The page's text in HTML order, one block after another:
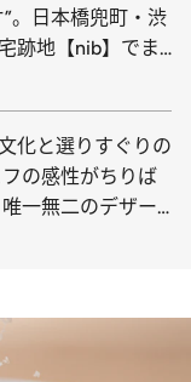
”。日本橋兜町・渋
跡地【nib】でま
化と選りすぐりの
の感性がちりば
一無二のデザー